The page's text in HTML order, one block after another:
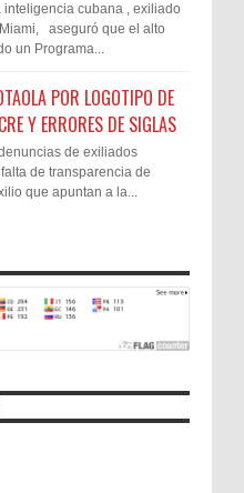
inteligencia cubana , exiliado
aseguró que el alto
un Programa...
POR LOGOTIPO DE
Y ERRORES DE SIGLAS
de exiliados
de transparencia de
que apuntan a la...